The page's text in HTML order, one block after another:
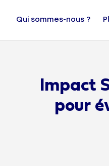
Qui sommes-nous ?
Impact
pour